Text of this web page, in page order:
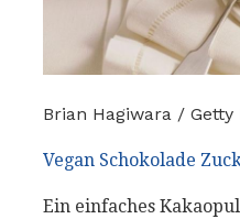
Brian Hagiwara / Getty
Vegan Schokolade
Ein einfaches